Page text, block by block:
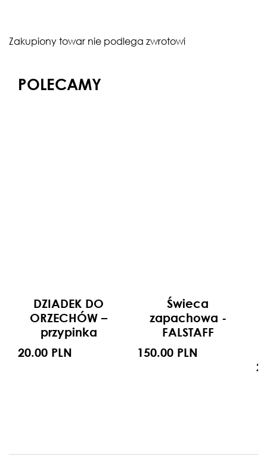
Zakupiony towar nie podlega zwrotowi
POLECAMY
DZIADEK DO
ORZECHÓW –
przypinka
20.00 PLN
Świeca
zapachowa -
FALSTAFF
150.00 PLN